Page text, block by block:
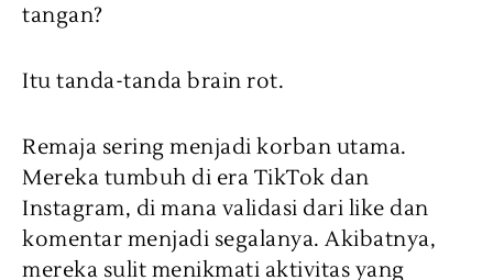
tangan?
Itu tanda-tanda brain rot.
Remaja sering menjadi korban utama.
Mereka tumbuh di era TikTok dan
Instagram, di mana validasi dari like dan
komentar menjadi segalanya. Akibatnya,
mereka sulit menikmati aktivitas yang